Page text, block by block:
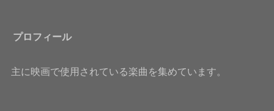
プロフィール
主に映画で使用されている楽曲を集めています。